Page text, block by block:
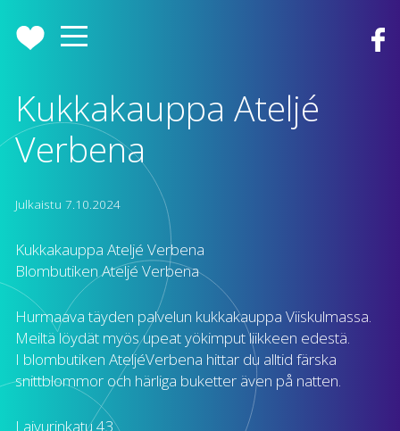
Kukkakauppa Ateljé
Verbena
Julkaistu 7.10.2024
Kukkakauppa Ateljé Verbena
Blombutiken Ateljé Verbena
Hurmaava täyden palvelun kukkakauppa Viiskulmassa.
Meiltä löydät myös upeat yökimput liikkeen edestä.
I blombutiken AteljéVerbena hittar du alltid färska
snittblommor och härliga buketter även på natten.
Laivurinkatu 43